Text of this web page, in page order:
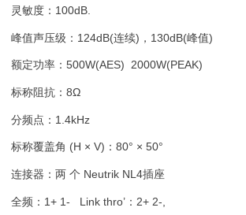
灵敏度：100dB.
峰值声压级：124dB(连续)，130dB(峰值)
额定功率：500W(AES) 2000W(PEAK)
标称阻抗：8Ω
分频点：1.4kHz
标称覆盖角 (H × V)：80° × 50°
连接器：两 个 Neutrik NL4插座
全频：1+ 1- Link thro’：2+ 2-,